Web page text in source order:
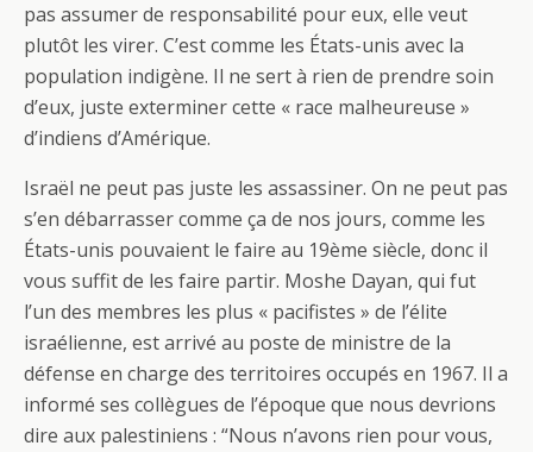
pas assumer de responsabilité pour eux, elle veut
plutôt les virer. C’est comme les États-unis avec la
population indigène. Il ne sert à rien de prendre soin
d’eux, juste exterminer cette « race malheureuse »
d’indiens d’Amérique.
Israël ne peut pas juste les assassiner. On ne peut pas
s’en débarrasser comme ça de nos jours, comme les
États-unis pouvaient le faire au 19ème siècle, donc il
vous suffit de les faire partir. Moshe Dayan, qui fut
l’un des membres les plus « pacifistes » de l’élite
israélienne, est arrivé au poste de ministre de la
défense en charge des territoires occupés en 1967. Il a
informé ses collègues de l’époque que nous devrions
dire aux palestiniens : “Nous n’avons rien pour vous,